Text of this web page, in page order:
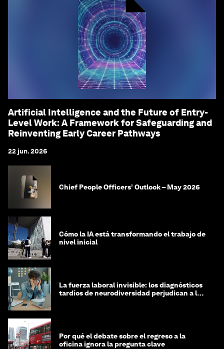
Artificial Intelligence and the Future of Entry-
Level Work: A Framework for Safeguarding and
Reinventing Early Career Pathways
22 jun. 2026
Chief People Officers’ Outlook – May 2026
Cómo la IA está transformando el trabajo de
nivel inicial
La fuerza laboral invisible: los diagnósticos
tardíos de neurodiversidad perjudican a las
Por qué el debate sobre el regreso a la
oficina ignora la pregunta clave